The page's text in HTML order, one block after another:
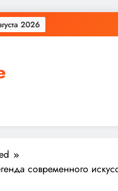
2026
современного